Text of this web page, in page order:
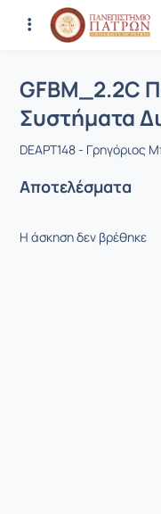
Μάθημα :
Κωδικός :
GFBM_2.2C
Συστήματα
DEAPT148 - Γρηγόριος
Αποτελέσματα
Η άσκηση δεν βρέθηκε